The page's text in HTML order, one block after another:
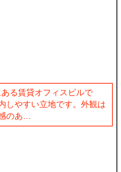
る賃貸オフィスビルで
しやすい立地です。外観は
のあ…